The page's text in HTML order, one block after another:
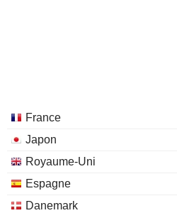
France
Japon
Royaume-Uni
Espagne
Danemark